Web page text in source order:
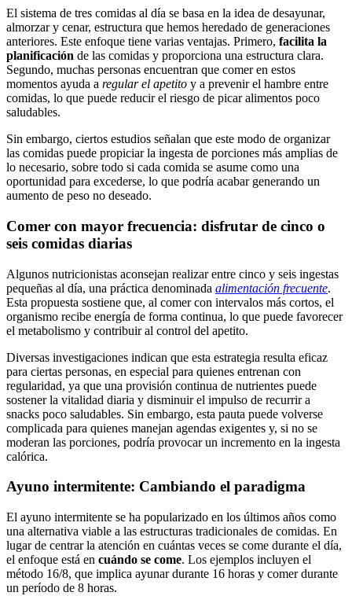
El sistema de tres comidas al día se basa en la idea de desayunar,
almorzar y cenar, estructura que hemos heredado de generaciones
anteriores. Este enfoque tiene varias ventajas. Primero, facilita la
planificación de las comidas y proporciona una estructura clara.
Segundo, muchas personas encuentran que comer en estos
momentos ayuda a regular el apetito y a prevenir el hambre entre
comidas, lo que puede reducir el riesgo de picar alimentos poco
saludables.
Sin embargo, ciertos estudios señalan que este modo de organizar
las comidas puede propiciar la ingesta de porciones más amplias de
lo necesario, sobre todo si cada comida se asume como una
oportunidad para excederse, lo que podría acabar generando un
aumento de peso no deseado.
Comer con mayor frecuencia: disfrutar de cinco o
seis comidas diarias
Algunos nutricionistas aconsejan realizar entre cinco y seis ingestas
pequeñas al día, una práctica denominada alimentación frecuente.
Esta propuesta sostiene que, al comer con intervalos más cortos, el
organismo recibe energía de forma continua, lo que puede favorecer
el metabolismo y contribuir al control del apetito.
Diversas investigaciones indican que esta estrategia resulta eficaz
para ciertas personas, en especial para quienes entrenan con
regularidad, ya que una provisión continua de nutrientes puede
sostener la vitalidad diaria y disminuir el impulso de recurrir a
snacks poco saludables. Sin embargo, esta pauta puede volverse
complicada para quienes manejan agendas exigentes y, si no se
moderan las porciones, podría provocar un incremento en la ingesta
calórica.
Ayuno intermitente: Cambiando el paradigma
El ayuno intermitente se ha popularizado en los últimos años como
una alternativa viable a las estructuras tradicionales de comidas. En
lugar de centrar la atención en cuántas veces se come durante el día,
el enfoque está en cuándo se come. Los ejemplos incluyen el
método 16/8, que implica ayunar durante 16 horas y comer durante
un período de 8 horas.